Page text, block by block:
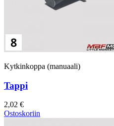
Kytkinkoppa (manuaali)
Tappi
2,02 €
Ostoskoriin